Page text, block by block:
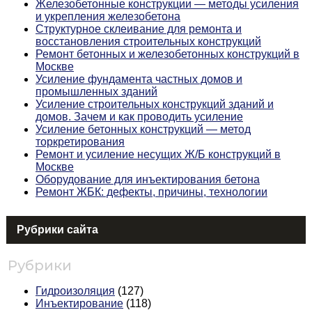
Железобетонные конструкции — методы усиления
и укрепления железобетона
Структурное склеивание для ремонта и
восстановления строительных конструкций
Ремонт бетонных и железобетонных конструкций в
Москве
Усиление фундамента частных домов и
промышленных зданий
Усиление строительных конструкций зданий и
домов. Зачем и как проводить усиление
Усиление бетонных конструкций — метод
торкретирования
Ремонт и усиление несущих Ж/Б конструкций в
Москве
Оборудование для инъектирования бетона
Ремонт ЖБК: дефекты, причины, технологии
Рубрики сайта
Рубрики
Гидроизоляция (127)
Инъектирование (118)